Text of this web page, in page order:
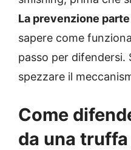
La prevenzione
sapere come
passo per difendersi.
spezzare il
Come
da una